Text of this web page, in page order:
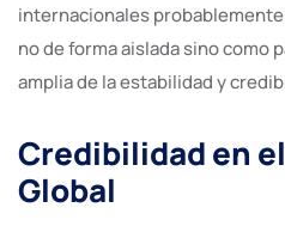
internacionales
no de forma aislada sino como
amplia de la estabilidad y
Credibilidad en
Global